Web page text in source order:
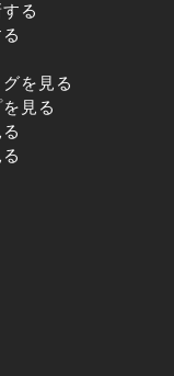
る
を見る
見る